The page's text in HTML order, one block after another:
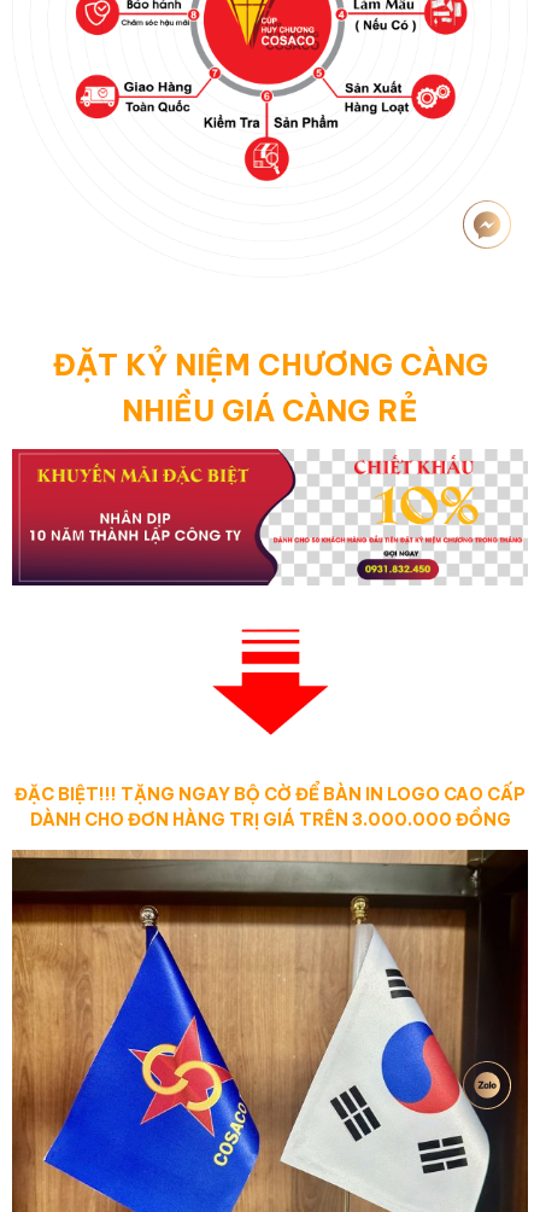
ĐẶT KỶ NIỆM CHƯƠNG CÀNG
NHIỀU GIÁ CÀNG RẺ
ĐẶC BIỆT!!! TẶNG NGAY BỘ CỜ ĐỂ BÀN IN LOGO CAO CẤP
DÀNH CHO ĐƠN HÀNG TRỊ GIÁ TRÊN 3.000.000 ĐỒNG